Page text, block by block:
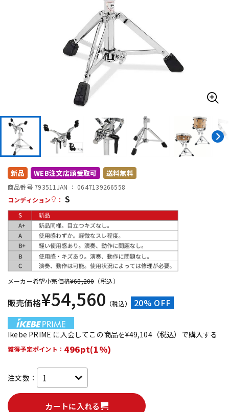
その他楽器
エフェクター
DTM オンライン納品 レコーディング機器
配信/ライブ機器
中古 ヴィンテージ
新品 WEB注文店頭受取可 送料無料
商品番号 793511 JAN ： 0647139266558
コンディション
： S
メーカー希望小売価格¥68,200 （税込）
販売価格¥54,560 （税込） 20% OFF
Ikebe PRIME に入会してこの商品を¥49,104（税込）で購入する
獲得予定ポイント： 496pt(1%)
注文数：
カートに入れる